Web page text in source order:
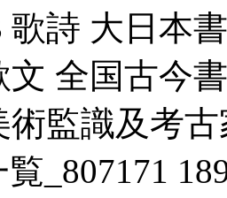
歌詩 大日本
文 全国古今
術監識及考
_807171